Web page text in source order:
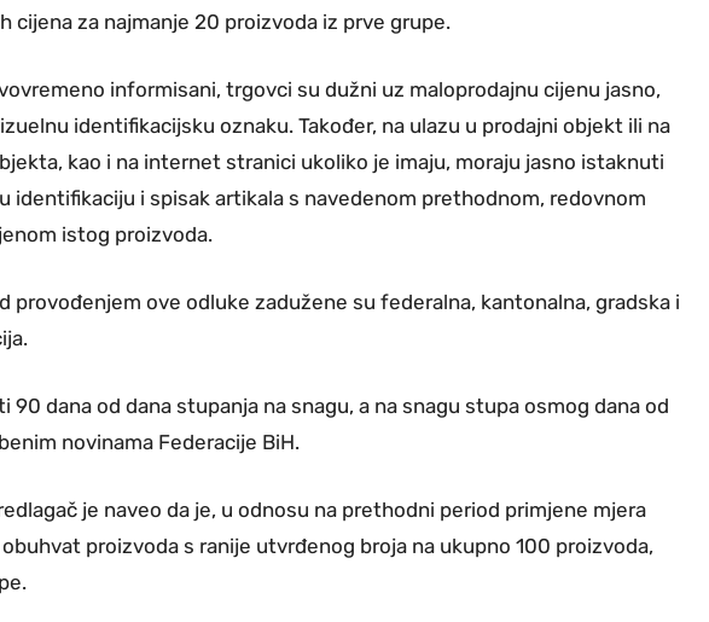
cijena za najmanje 20 proizvoda iz prve grupe.
informisani, trgovci su dužni uz maloprodajnu cijenu jasno,
identifikacijsku oznaku. Također, na ulazu u prodajni objekt ili na
kao i na internet stranici ukoliko je imaju, moraju jasno istaknuti
identifikaciju i spisak artikala s navedenom prethodnom, redovnom
istog proizvoda.
provođenjem ove odluke zadužene su federalna, kantonalna, gradska i
90 dana od dana stupanja na snagu, a na snagu stupa osmog dana od
novinama Federacije BiH.
je naveo da je, u odnosu na prethodni period primjene mjera
proizvoda s ranije utvrđenog broja na ukupno 100 proizvoda,